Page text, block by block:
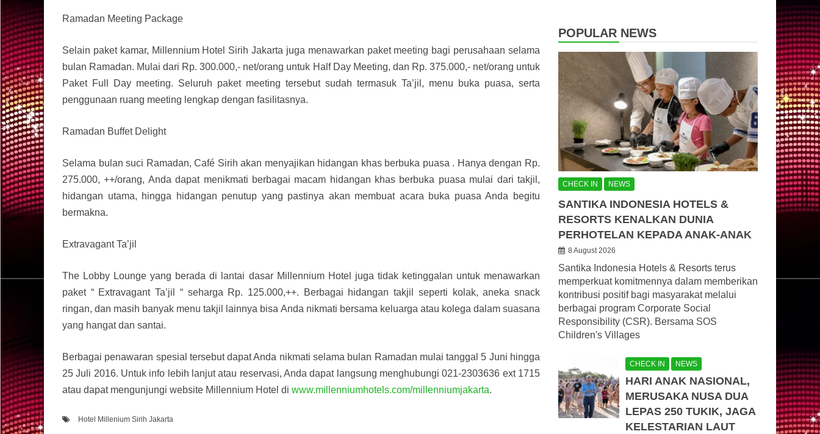
Ramadan Meeting Package
Selain paket kamar, Millennium Hotel Sirih Jakarta juga menawarkan paket meeting bagi perusahaan selama
bulan Ramadan. Mulai dari Rp. 300.000,- net/orang untuk Half Day Meeting, dan Rp. 375.000,- net/orang untuk
Paket Full Day meeting. Seluruh paket meeting tersebut sudah termasuk Ta’jil, menu buka puasa, serta
penggunaan ruang meeting lengkap dengan fasilitasnya.
Ramadan Buffet Delight
Selama bulan suci Ramadan, Café Sirih akan menyajikan hidangan khas berbuka puasa . Hanya dengan Rp.
275.000, ++/orang, Anda dapat menikmati berbagai macam hidangan khas berbuka puasa mulai dari takjil,
hidangan utama, hingga hidangan penutup yang pastinya akan membuat acara buka puasa Anda begitu
bermakna.
Extravagant Ta’jil
The Lobby Lounge yang berada di lantai dasar Millennium Hotel juga tidak ketinggalan untuk menawarkan
paket “ Extravagant Ta’jil “ seharga Rp. 125.000,++. Berbagai hidangan takjil seperti kolak, aneka snack
ringan, dan masih banyak menu takjil lainnya bisa Anda nikmati bersama keluarga atau kolega dalam suasana
yang hangat dan santai.
Berbagai penawaran spesial tersebut dapat Anda nikmati selama bulan Ramadan mulai tanggal 5 Juni hingga
25 Juli 2016. Untuk info lebih lanjut atau reservasi, Anda dapat langsung menghubungi 021-2303636 ext 1715
atau dapat mengunjungi website Millennium Hotel di www.millenniumhotels.com/millenniumjakarta.
Hotel Millenium Sirih Jakarta
POPULAR NEWS
CHECK IN NEWS
SANTIKA INDONESIA HOTELS &
RESORTS KENALKAN DUNIA
PERHOTELAN KEPADA ANAK-ANAK
8 August 2026
Santika Indonesia Hotels & Resorts terus
memperkuat komitmennya dalam memberikan
kontribusi positif bagi masyarakat melalui
berbagai program Corporate Social
Responsibility (CSR). Bersama SOS
Children's Villages
CHECK IN NEWS
HARI ANAK NASIONAL,
MERUSAKA NUSA DUA
LEPAS 250 TUKIK, JAGA
KELESTARIAN LAUT